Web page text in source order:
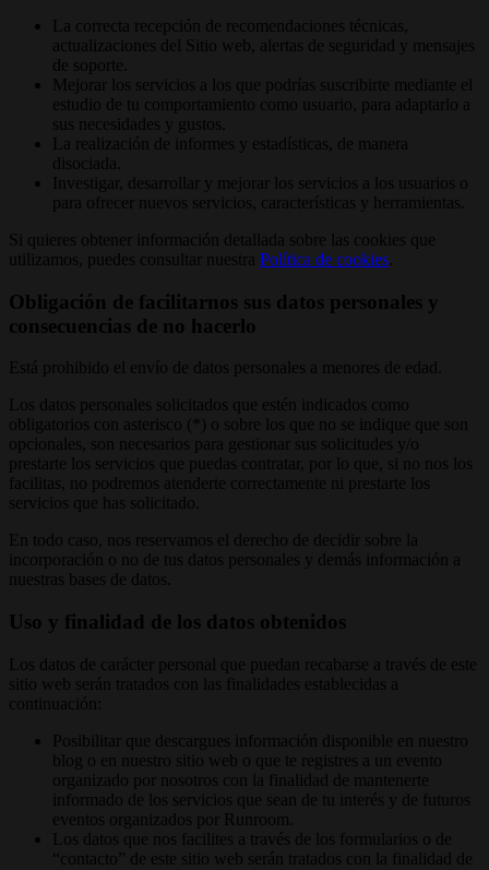
La correcta recepción de recomendaciones técnicas,
actualizaciones del Sitio web, alertas de seguridad y mensajes
de soporte.
Mejorar los servicios a los que podrías suscribirte mediante el
estudio de tu comportamiento como usuario, para adaptarlo a
sus necesidades y gustos.
La realización de informes y estadísticas, de manera
disociada.
Investigar, desarrollar y mejorar los servicios a los usuarios o
para ofrecer nuevos servicios, características y herramientas.
Si quieres obtener información detallada sobre las cookies que
utilizamos, puedes consultar nuestra Política de cookies
Obligación de facilitarnos sus datos personales y
consecuencias de no hacerlo
Está prohibido el envío de datos personales a menores de edad.
Los datos personales solicitados que estén indicados como
obligatorios con asterisco (*) o sobre los que no se indique que son
opcionales, son necesarios para gestionar sus solicitudes y/o
prestarte los servicios que puedas contratar, por lo que, si no nos los
facilitas, no podremos atenderte correctamente ni prestarte los
servicios que has solicitado.
En todo caso, nos reservamos el derecho de decidir sobre la
incorporación o no de tus datos personales y demás información a
nuestras bases de datos.
Uso y finalidad de los datos obtenidos
Los datos de carácter personal que puedan recabarse a través de este
sitio web serán tratados con las finalidades establecidas a
continuación:
Posibilitar que descargues información disponible en nuestro
blog o en nuestro sitio web o que te registres a un evento
organizado por nosotros con la finalidad de mantenerte
informado de los servicios que sean de tu interés y de futuros
eventos organizados por Runroom.
Los datos que nos facilites a través de los formularios o de
“contacto” de este sitio web serán tratados con la finalidad de